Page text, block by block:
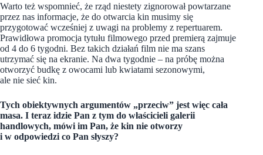
Warto też wspomnieć, że rząd niestety zignorował powtarzane
przez nas informacje, że do otwarcia kin musimy się
przygotować wcześniej z uwagi na problemy z repertuarem.
Prawidłowa promocja tytułu filmowego przed premierą zajmuje
od 4 do 6 tygodni. Bez takich działań film nie ma szans
utrzymać się na ekranie. Na dwa tygodnie – na próbę można
otworzyć budkę z owocami lub kwiatami sezonowymi,
ale nie sieć kin.
Tych obiektywnych argumentów „przeciw” jest więc cała
masa. I teraz idzie Pan z tym do właścicieli galerii
handlowych, mówi im Pan, że kin nie otworzy
i w odpowiedzi co Pan słyszy?